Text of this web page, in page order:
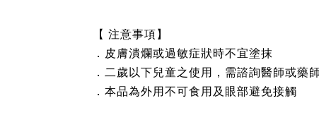
【 注意事項】
．皮膚潰爛或過敏症狀時不宜塗抹
．二歲以下兒童之使用，需諮詢醫師或藥師
．本品為外用不可食用及眼部避免接觸